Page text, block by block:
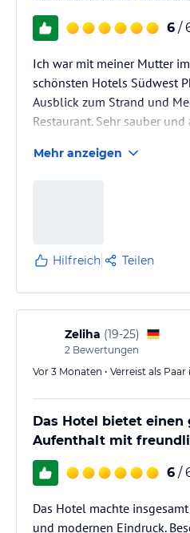
6 /
Ich war mit meiner Mutter
schönsten Hotels Südwest
Ausblick zum Strand und
Restaurant. Sehr sauber
kommt der Mönch zum
Mehr anzeigen
Hilfreich Teilen
Zeliha (19-25)
2 Bewertungen
Vor 3 Monaten • Verreist als
Das Hotel bietet einen
Aufenthalt mit
6 /
Das Hotel machte
und modernen Eindruck.